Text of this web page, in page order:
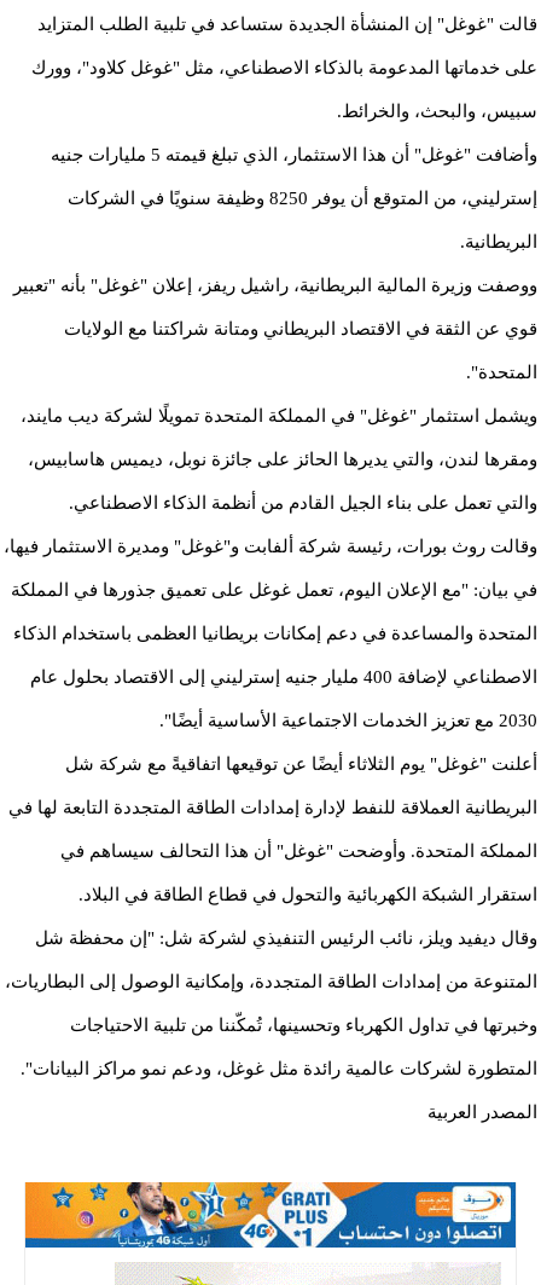
قالت "غوغل" إن المنشأة الجديدة ستساعد في تلبية الطلب المتزايد
على خدماتها المدعومة بالذكاء الاصطناعي، مثل "غوغل كلاود"، وورك
سبيس، والبحث، والخرائط.
وأضافت "غوغل" أن هذا الاستثمار، الذي تبلغ قيمته 5 مليارات جنيه
إسترليني، من المتوقع أن يوفر 8250 وظيفة سنويًا في الشركات
البريطانية.
ووصفت وزيرة المالية البريطانية، راشيل ريفز، إعلان "غوغل" بأنه "تعبير
قوي عن الثقة في الاقتصاد البريطاني ومتانة شراكتنا مع الولايات
المتحدة".
ويشمل استثمار "غوغل" في المملكة المتحدة تمويلًا لشركة ديب مايند،
ومقرها لندن، والتي يديرها الحائز على جائزة نوبل، ديميس هاسابيس،
والتي تعمل على بناء الجيل القادم من أنظمة الذكاء الاصطناعي.
وقالت روث بورات، رئيسة شركة ألفابت و"غوغل" ومديرة الاستثمار فيها،
في بيان: "مع الإعلان اليوم، تعمل غوغل على تعميق جذورها في المملكة
المتحدة والمساعدة في دعم إمكانات بريطانيا العظمى باستخدام الذكاء
الاصطناعي لإضافة 400 مليار جنيه إسترليني إلى الاقتصاد بحلول عام
2030 مع تعزيز الخدمات الاجتماعية الأساسية أيضًا".
أعلنت "غوغل" يوم الثلاثاء أيضًا عن توقيعها اتفاقيةً مع شركة شل
البريطانية العملاقة للنفط لإدارة إمدادات الطاقة المتجددة التابعة لها في
المملكة المتحدة. وأوضحت "غوغل" أن هذا التحالف سيساهم في
استقرار الشبكة الكهربائية والتحول في قطاع الطاقة في البلاد.
وقال ديفيد ويلز، نائب الرئيس التنفيذي لشركة شل: "إن محفظة شل
المتنوعة من إمدادات الطاقة المتجددة، وإمكانية الوصول إلى البطاريات،
وخبرتها في تداول الكهرباء وتحسينها، تُمكّننا من تلبية الاحتياجات
المتطورة لشركات عالمية رائدة مثل غوغل، ودعم نمو مراكز البيانات".
المصدر العربية